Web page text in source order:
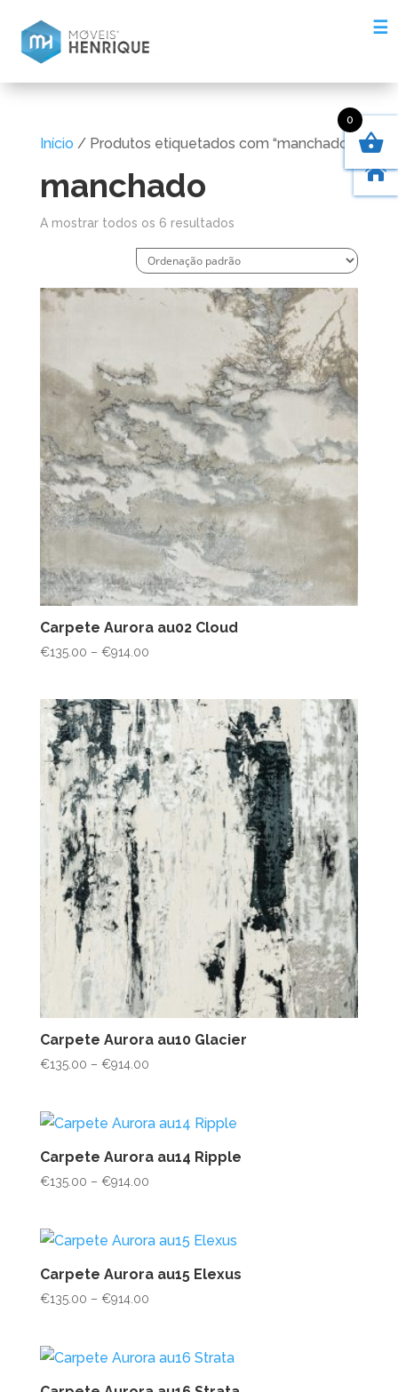
☰
Início / Produtos etiquetados com “manchado”
manchado
A mostrar todos os 6 resultados
Carpete Aurora au02 Cloud
€135.00 – €914.00Price
through
€914.00
Carpete Aurora au10 Glacier
€135.00 – €914.00Price
through
Carpete Aurora au14 Ripple
€135.00 – €914.00Price
through
Carpete Aurora au15 Elexus
€135.00 – €914.00Price
through

0